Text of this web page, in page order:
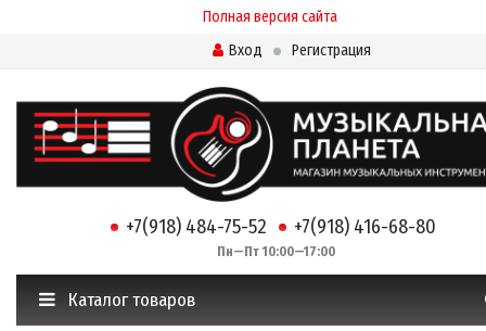
Полная версия сайта
Вход
Регистрация
+7(918) 484-75-52 +7(918) 416-68-80
Пн—Пт 10:00—17:00
Каталог товаров